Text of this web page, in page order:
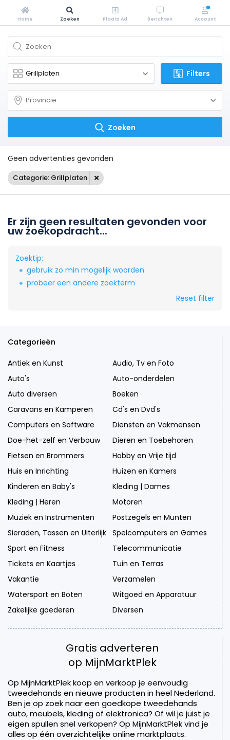
Filters
Zoeken
Geen advertenties gevonden
Categorie: Grillplaten
Er zijn geen resultaten gevonden voor
uw zoekopdracht...
Zoektip:
gebruik zo min mogelijk woorden
probeer een andere zoekterm
Reset filter
Categorieën
Antiek en Kunst
Audio, Tv en Foto
Auto's
Auto-onderdelen
Auto diversen
Boeken
Caravans en Kamperen
Cd's en Dvd's
Computers en Software
Diensten en Vakmensen
Doe-het-zelf en Verbouw
Dieren en Toebehoren
Fietsen en Brommers
Hobby en Vrije tijd
Huis en Inrichting
Huizen en Kamers
Kinderen en Baby's
Kleding | Dames
Kleding | Heren
Motoren
Muziek en Instrumenten
Postzegels en Munten
Sieraden, Tassen en Uiterlijk Spelcomputers en Games
Sport en Fitness
Telecommunicatie
Tickets en Kaartjes
Tuin en Terras
Vakantie
Verzamelen
Watersport en Boten
Witgoed en Apparatuur
Zakelijke goederen
Diversen
Gratis adverteren
op MijnMarktPlek
Op MijnMarktPlek koop en verkoop je eenvoudig
tweedehands en nieuwe producten in heel Nederland.
Ben je op zoek naar een goedkope tweedehands
auto, meubels, kleding of elektronica? Of wil je juist je
eigen spullen snel verkopen? Op MijnMarktPlek vind je
alles op één overzichtelijke online marktplaats.
Home Zoeken Plaats Ad Berichten Account